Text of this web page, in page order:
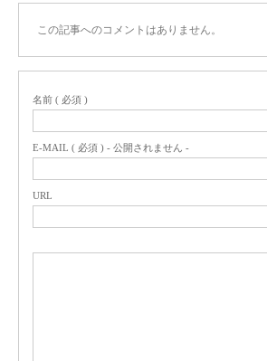
この記事へのコメントはありません。
名前 ( 必須 )
E-MAIL ( 必須 ) - 公開されません -
URL